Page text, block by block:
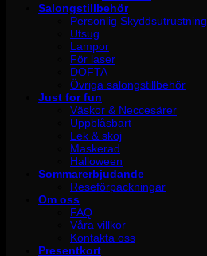
Salongstillbehör
Personlig Skyddsutrustning
Utsug
Lampor
För laser
DOFTA
Övriga salongstillbehör
Just for fun
Väskor & Neccesärer
Uppblåsbart
Lek & skoj
Maskerad
Halloween
Sommarerbjudande
Reseförpackningar
Om oss
FAQ
Våra villkor
Kontakta oss
Presentkort